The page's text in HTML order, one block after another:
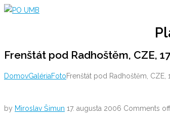
Skip
Frenštát pod Radhoštěm, CZE,
DomovGalériaFotoFrenštát pod Radhoštěm, CZE,
by Miroslav Šimun 17. augusta 2006 Comments off